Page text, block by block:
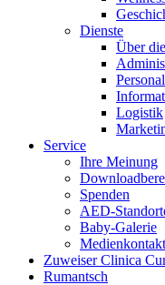
Dienste
Über
Logistik
Service
Ihre Meinung
Spenden
AED-
Baby-Galerie
Medienkontakt
Zuweiser Clinica
Rumantsch